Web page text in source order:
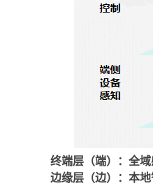
终端层（端）：全域
边缘层（边）：本地